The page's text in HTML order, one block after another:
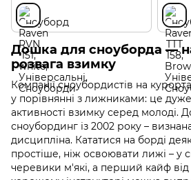
Дошка для сноуборда —
розвага взимку
Компанії сноубордистів на
у порівнянні з лижниками: це
активності взимку серед молоді.
сноубординг із 2002 року –
дисципліна. Кататися на борді
простіше, ніж освоювати лижі – у
черевики м'які, а перший кайф від